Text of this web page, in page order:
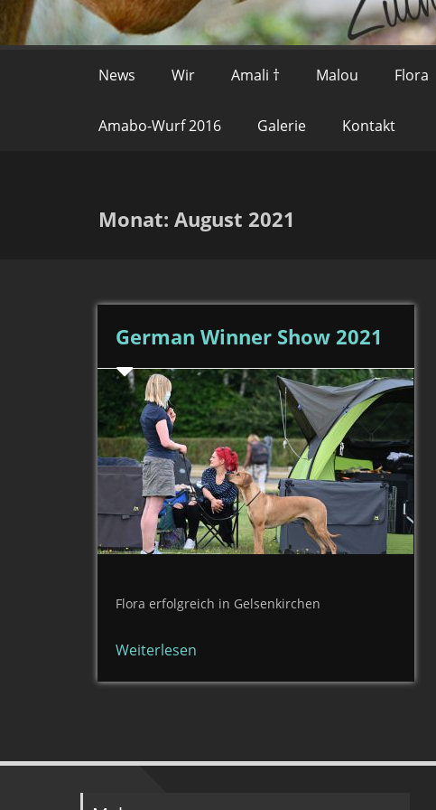
News Wir Amali † Malou Flora
Amabo-Wurf 2016 Galerie Kontakt
Monat: August 2021
German Winner Show 2021
Flora erfolgreich in Gelsenkirchen
Weiterlesen